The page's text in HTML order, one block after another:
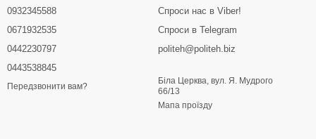
0932345588
0671932535
0442230797
0443538845
Передзвонити вам?
Спроси нас в Viber!
Спроси в Telegram
politeh@politeh.biz
Біла Церква, вул. Я. Мудрого
66/13
Мапа проїзду